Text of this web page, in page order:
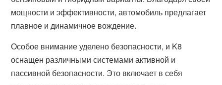
мощности и эффективности, автомобиль предлагает
плавное и динамичное вождение.
Особое внимание уделено безопасности, и K8
оснащен различными системами активной и
пассивной безопасности. Это включает в себя